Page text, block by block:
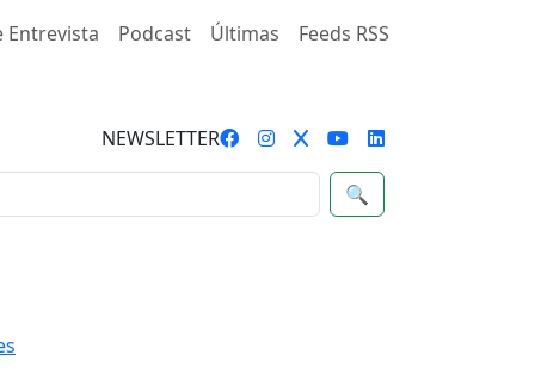
Entrevista Podcast Últimas Feeds RSS
NEWSLETTER
🔍